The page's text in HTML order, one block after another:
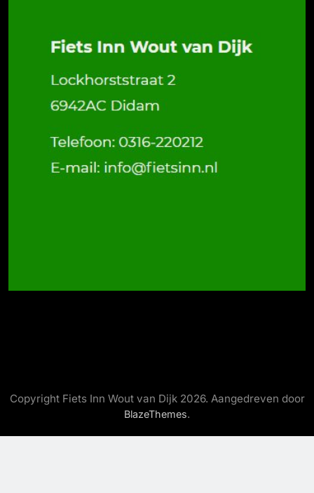
Copyright Fiets Inn Wout van Dijk 2026. Aangedreven door
BlazeThemes.